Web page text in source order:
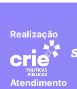
Realização
Atendimento